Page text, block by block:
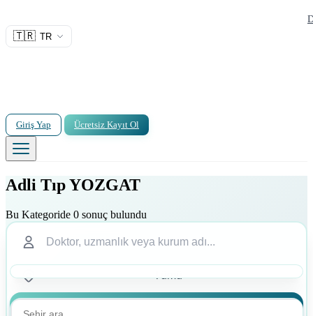
🇹🇷 TR
Giriş Yap Ücretsiz Kayıt Ol
Adli Tıp YOZGAT
Bu Kategoride 0 sonuç bulundu